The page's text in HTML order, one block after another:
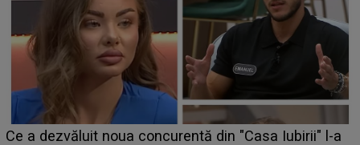
HOROSCOP 7 august 2026. Zodia care intră într-o